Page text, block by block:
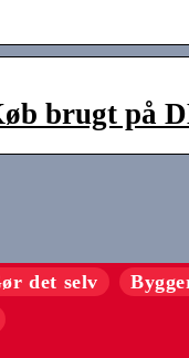
brugt på
det selv